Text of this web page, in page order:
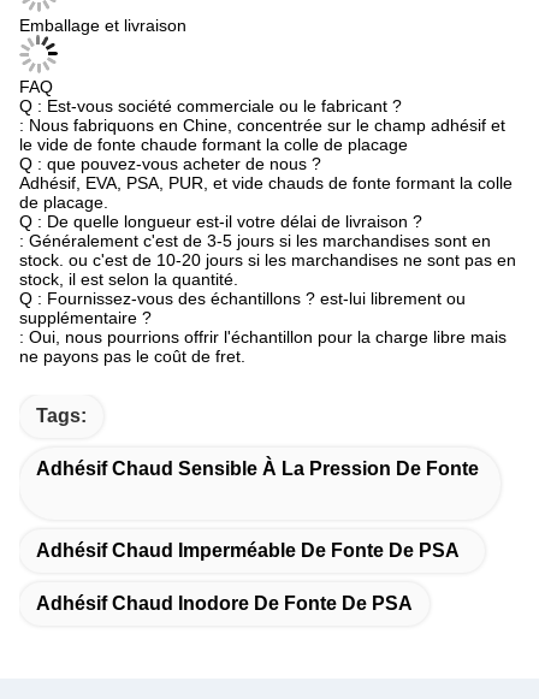
Emballage et livraison
FAQ
Q : Est-vous société commerciale ou le fabricant ?
: Nous fabriquons en Chine, concentrée sur le champ adhésif et
le vide de fonte chaude formant la colle de placage
Q : que pouvez-vous acheter de nous ?
Adhésif, EVA, PSA, PUR, et vide chauds de fonte formant la colle
de placage.
Q : De quelle longueur est-il votre délai de livraison ?
: Généralement c'est de 3-5 jours si les marchandises sont en
stock. ou c'est de 10-20 jours si les marchandises ne sont pas en
stock, il est selon la quantité.
Q : Fournissez-vous des échantillons ? est-lui librement ou
supplémentaire ?
: Oui, nous pourrions offrir l'échantillon pour la charge libre mais
ne payons pas le coût de fret.
Tags:
Adhésif Chaud Sensible À La Pression De Fonte
Adhésif Chaud Imperméable De Fonte De PSA
Adhésif Chaud Inodore De Fonte De PSA